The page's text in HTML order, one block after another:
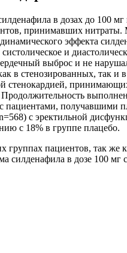
в дозах до 100
принимавших нитраты.
эффекта
и
выброс и не
в стенозированных, так
стенокардией,
получавшими
с эректильной
с 18% в группе плацебо.
группах пациентов, так
силденафила в дозе 100